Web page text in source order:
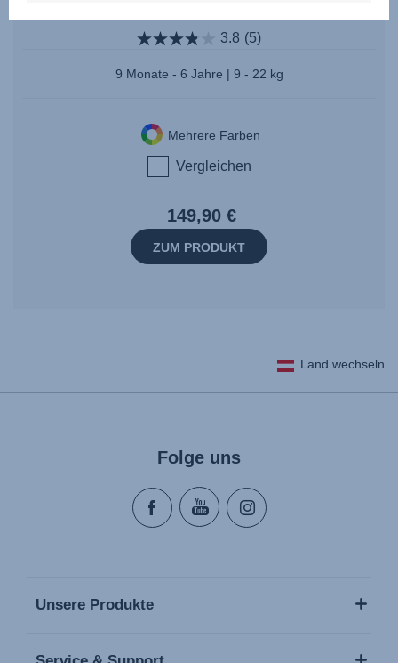
3.8 (5)
9 Monate - 6 Jahre | 9 - 22 kg
Mehrere Farben
Vergleichen
149,90 €
ZUM PRODUKT
Land wechseln
Folge uns
Unsere Produkte